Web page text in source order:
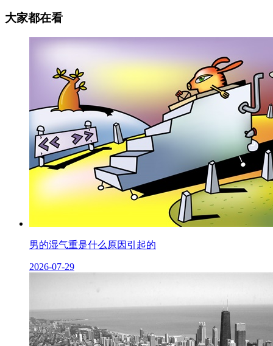
大家都在看
男的湿气重是什么原因引起的
2026-07-29